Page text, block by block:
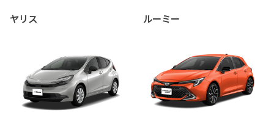
ヤリス ルーミー